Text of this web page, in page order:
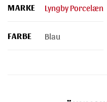
MARKE Lyngby Porcelæn
FARBE Blau